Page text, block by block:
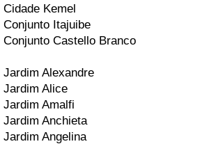
Cidade Kemel
Conjunto Itajuibe
Conjunto Castello Branco
Jardim Alexandre
Jardim Alice
Jardim Amalfi
Jardim Anchieta
Jardim Angelina